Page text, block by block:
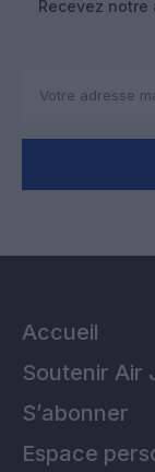
Recevez
Accueil
Soutenir Air
S’abonner
Espace